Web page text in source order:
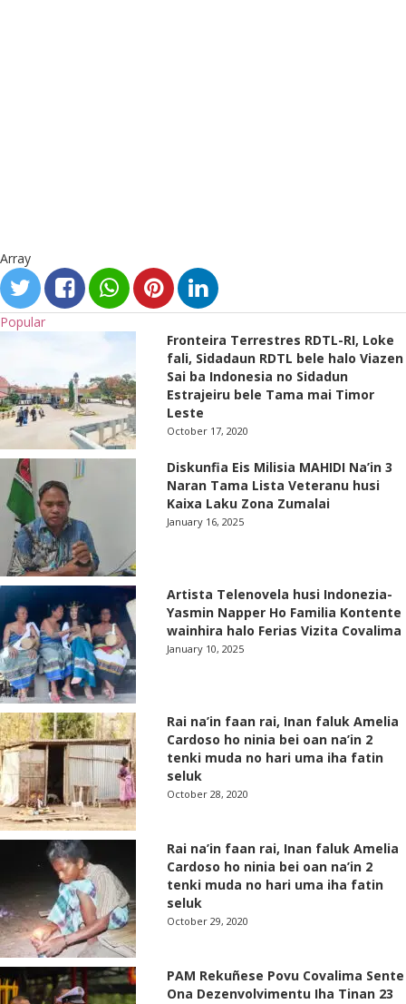
Array
Popular
Fronteira Terrestres RDTL-RI, Loke
fali, Sidadaun RDTL bele halo Viazen
Sai ba Indonesia no Sidadun
Estrajeiru bele Tama mai Timor
Leste
October 17, 2020
Diskunfia Eis Milisia MAHIDI Na’in 3
Naran Tama Lista Veteranu husi
Kaixa Laku Zona Zumalai
January 16, 2025
Artista Telenovela husi Indonezia-
Yasmin Napper Ho Familia Kontente
wainhira halo Ferias Vizita Covalima
January 10, 2025
Rai na’in faan rai, Inan faluk Amelia
Cardoso ho ninia bei oan na’in 2
tenki muda no hari uma iha fatin
seluk
October 28, 2020
Rai na’in faan rai, Inan faluk Amelia
Cardoso ho ninia bei oan na’in 2
tenki muda no hari uma iha fatin
seluk
October 29, 2020
PAM Rekuñese Povu Covalima Sente
Ona Dezenvolvimentu Iha Tinan 23